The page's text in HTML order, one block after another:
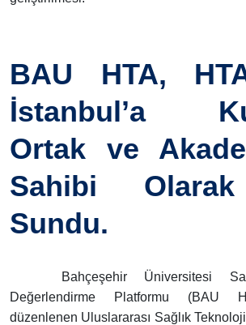
BAU HTA,
İstanbul’a
Ortak ve
Sahibi
Sundu.
Bahçeşehir Üniversitesi
Değerlendirme Platformu (BAU
düzenlenen Uluslararası Sağlık